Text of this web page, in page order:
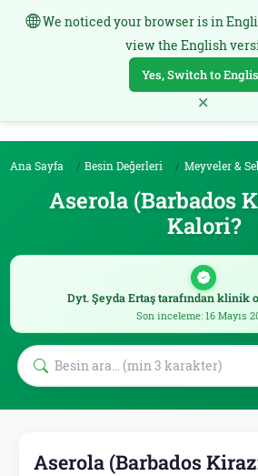
We noticed your browser is in
view the English
Yes, Switch to
×
TR
Ana Sayfa Besin Değerleri Meyveler &
Aserola (Barbados
Kalori?
Dyt. Şeyda Ertaş tarafından klinik
Son inceleme: 16 Mayıs
Aserola (Barbados